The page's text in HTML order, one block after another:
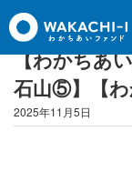
【わかちあ
石山⑤】【わ
2025年11月5日